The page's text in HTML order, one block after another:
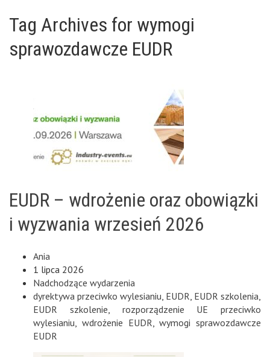
Tag Archives for wymogi
sprawozdawcze EUDR
EUDR – wdrożenie oraz obowiązki
i wyzwania wrzesień 2026
Ania
1 lipca 2026
Nadchodzące wydarzenia
dyrektywa przeciwko wylesianiu EUDR EUDR szkolenia
EUDR szkolenie
rozporządzenie UE przeciwko
wylesianiu
wdrożenie EUDR ,wymogi sprawozdawcze
EUDR